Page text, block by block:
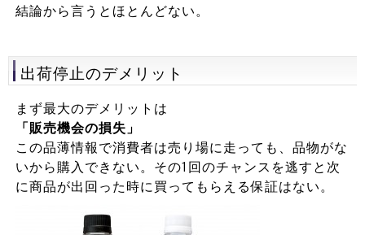
結論から言うとほとんどない。
出荷停止のデメリット
まず最大のデメリットは
「販売機会の損失」
この品薄情報で消費者は売り場に走っても、品物がな
いから購入できない。その1回のチャンスを逃すと次
に商品が出回った時に買ってもらえる保証はない。